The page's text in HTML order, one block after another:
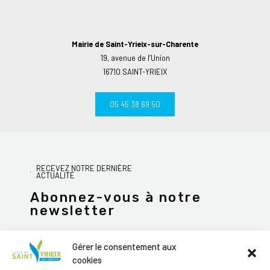
Gérer le consentement aux
cookies
Mairie de Saint-Yrieix-sur-Charente
19, avenue de l’Union
16710 SAINT-YRIEIX
05 45 38 69 50
RECEVEZ NOTRE DERNIÈRE
ACTUALITÉ
Abonnez-vous à notre
newsletter